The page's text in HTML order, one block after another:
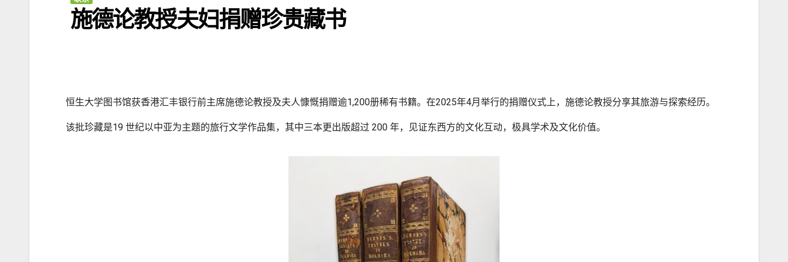
施德论教授夫妇捐赠珍贵藏书
恒生大学图书馆获香港汇丰银行前主席施德论教授及夫人慷慨捐赠逾1,200册稀有书籍。在2025年4月举行的捐赠仪式上，施德论教授分享其旅游与探索经历。
该批珍藏是19 世纪以中亚为主题的旅行文学作品集，其中三本更出版超过 200 年，见证东西方的文化互动，极具学术及文化价值。